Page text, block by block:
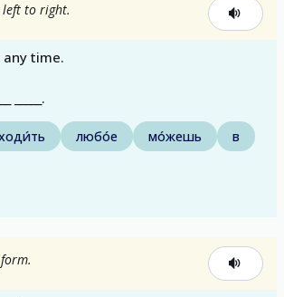
to right.
any time.
_____.
любо́е мо́жешь в